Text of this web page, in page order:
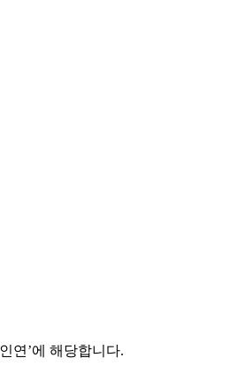
연 ’에 해당합니다.